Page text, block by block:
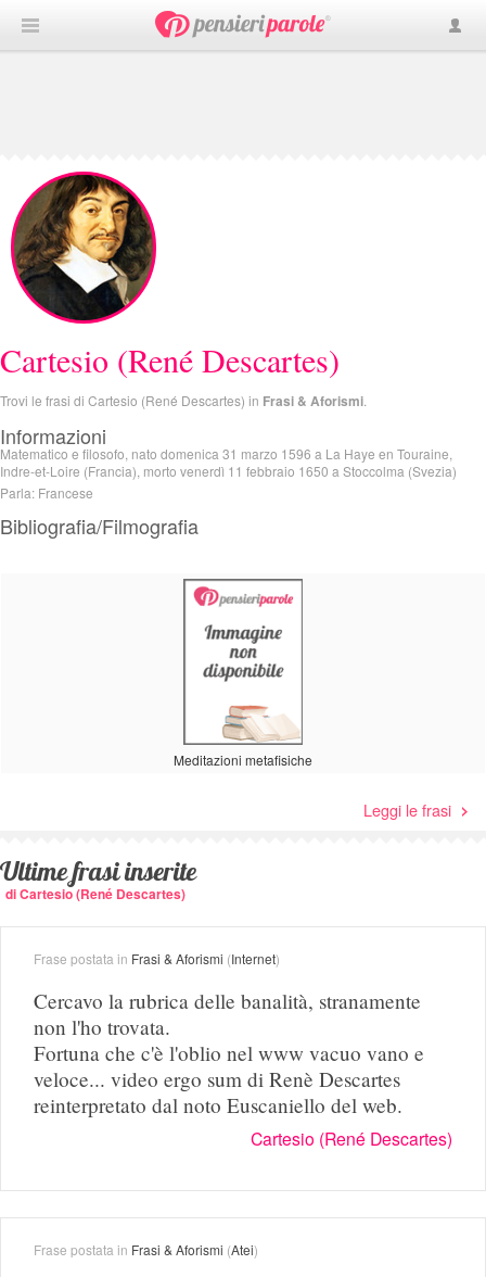
Cartesio (René Descartes)
Trovi le frasi di Cartesio (René Descartes) in Frasi & Aforismi
Informazioni
Matematico e filosofo, nato domenica 31 marzo 1596 a La Haye en Touraine,
Indre-et-Loire (Francia), morto venerdì 11 febbraio 1650 a Stoccolma (Svezia)
Parla: Francese
Leggi le frasi
Bibliografia/Filmografia
Meditazioni metafisiche
Ultime frasi inserite
di Cartesio (René Descartes)
Frase postata in Frasi & Aforismi (Internet)
Cercavo la rubrica delle banalità, stranamente
non l'ho trovata.
Fortuna che c'è l'oblio nel www vacuo vano e
veloce... video ergo sum di Renè Descartes
reinterpretato dal noto Euscaniello del web.
Cartesio (René Descartes)
Frase postata in Frasi & Aforismi (Atei)